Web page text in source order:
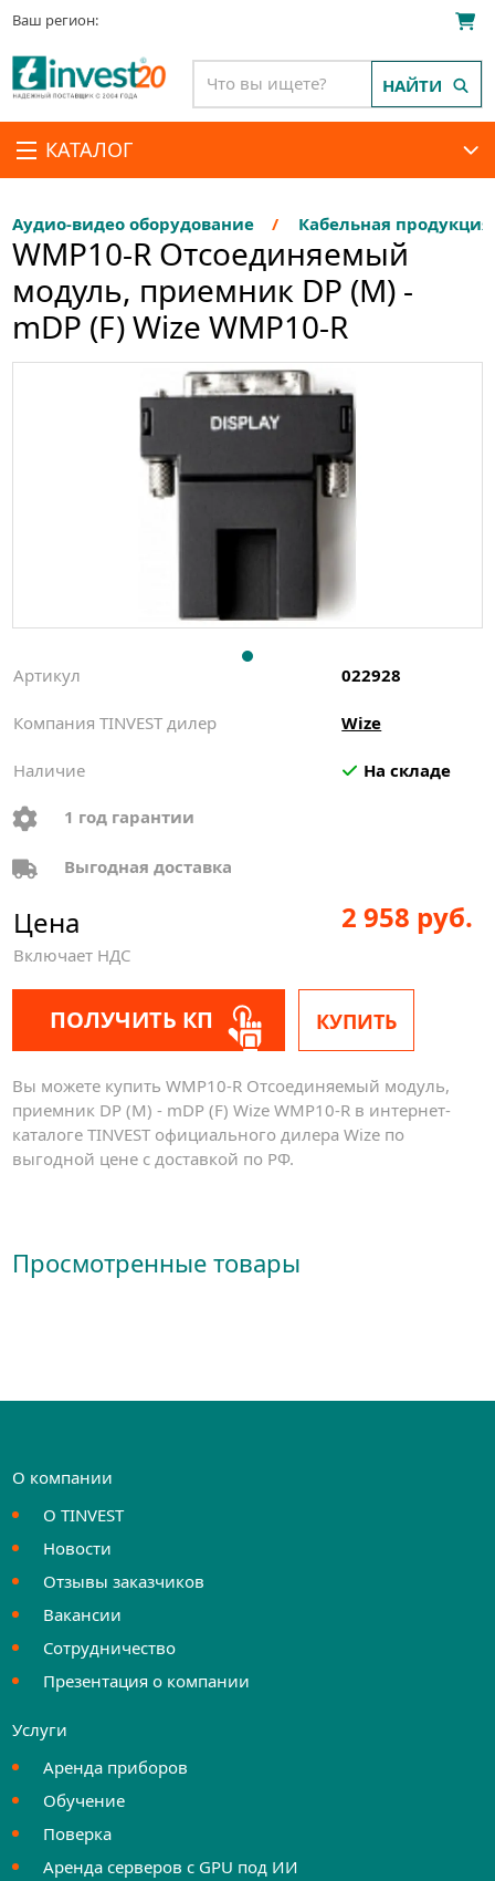
Ваш регион:
КАТАЛОГ
НАЙТИ
Аудио-видео оборудование Кабельная продукция
WMP10-R Отсоединяемый
модуль, приемник DP (M) -
mDP (F) Wize WMP10-R
Артикул 022928
Компания TINVEST дилер Wize
Наличие На складе
1 год гарантии
Выгодная доставка
Цена
Включает НДС
2 958 руб.
ПОЛУЧИТЬ КП КУПИТЬ
Вы можете купить WMP10-R Отсоединяемый модуль,
приемник DP (M) - mDP (F) Wize WMP10-R в интернет-
каталоге TINVEST официального дилера Wize по
выгодной цене с доставкой по РФ.
Просмотренные товары
О компании
О TINVEST
Новости
Отзывы заказчиков
Вакансии
Сотрудничество
Презентация о компании
Услуги
Аренда приборов
Обучение
Поверка
Аренда серверов с GPU под ИИ